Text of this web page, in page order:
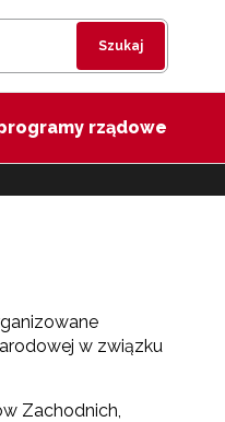
Szukaj
rządowe
w związku
Zachodnich,